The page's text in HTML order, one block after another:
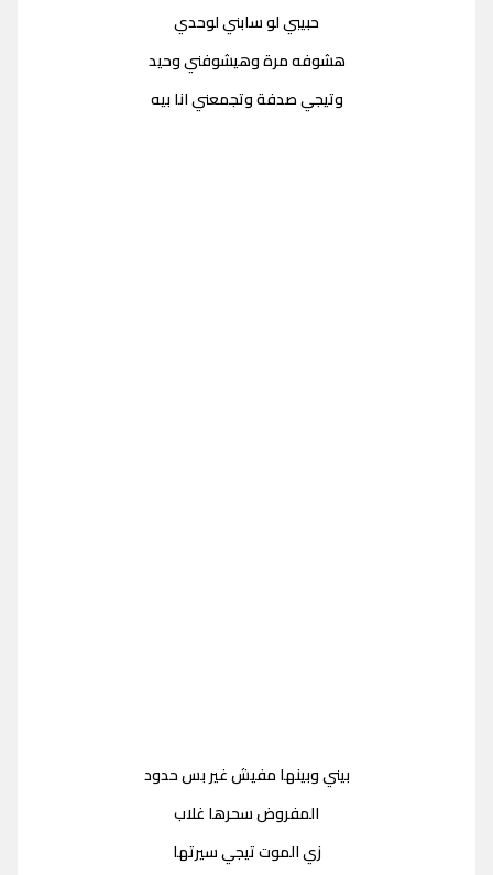
حبيبي لو سابني لوحدي
هشوفه مرة وهيشوفني وحيد
وتيجي صدفة وتجمعني انا بيه
بيني وبينها مفيش غير بس حدود
المفروض سحرها غلاب
زي الموت تيجي سيرتها